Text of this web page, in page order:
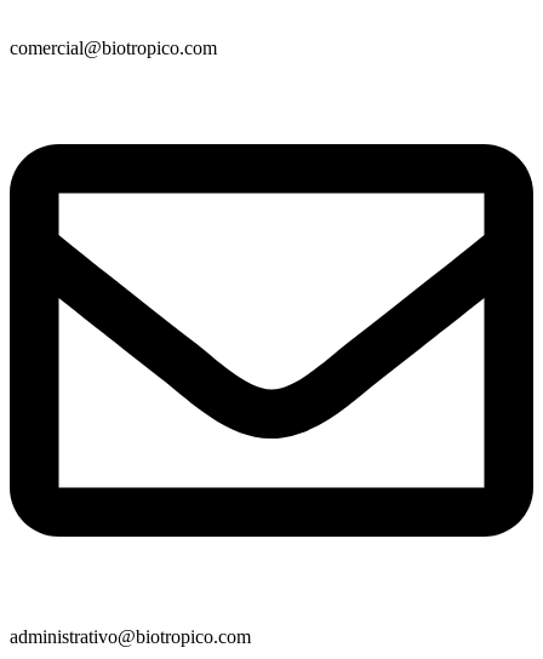
comercial@biotropico.com
administrativo@biotropico.com